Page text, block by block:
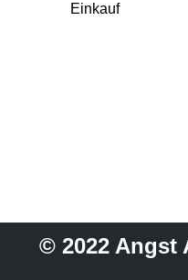
Einkauf
© 2022 Angst